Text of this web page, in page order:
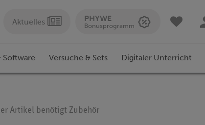
Aktuelles PHYWE
Bonusprogramm
Software Versuche & Sets Digitaler Unterricht
Artikel benötigt Zubehör